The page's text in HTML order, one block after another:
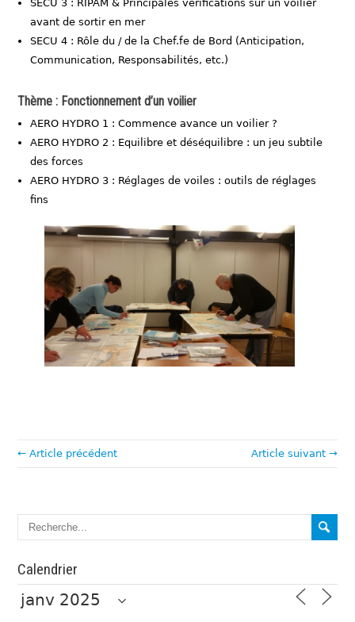
SECU 3 : RIPAM & Principales vérifications sur un voilier
avant de sortir en mer
SECU 4 : Rôle du / de la Chef.fe de Bord (Anticipation,
Communication, Responsabilités, etc.)
Thème : Fonctionnement d’un voilier
AERO HYDRO 1 : Commence avance un voilier ?
AERO HYDRO 2 : Equilibre et déséquilibre : un jeu subtile
des forces
AERO HYDRO 3 : Réglages de voiles : outils de réglages
fins
← Article précédent Article suivant →
Calendrier